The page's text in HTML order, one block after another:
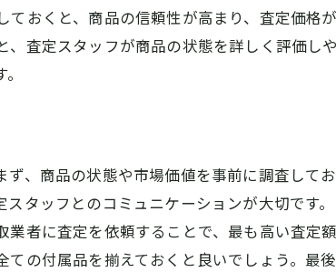
おくと、商品の信頼性が高まり、査定価格
査定スタッフが商品の状態を詳しく評価し
、商品の状態や市場価値を事前に調査して
タッフとのコミュニケーションが大切です
者に査定を依頼することで、最も高い査定
の付属品を揃えておくと良いでしょう。最